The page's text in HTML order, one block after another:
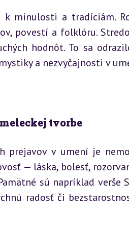
k minulosti a tradíciám.
povestí a folklóru.
hodnôt. To sa
a nezvyčajnosti v
tvorbe
prejavov v umení je
— láska, bolesť,
sú napríklad verše
radosť či